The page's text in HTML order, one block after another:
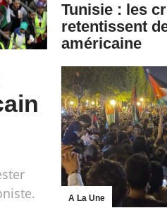
Tunisie : les
retentissent
américaine
A La Une